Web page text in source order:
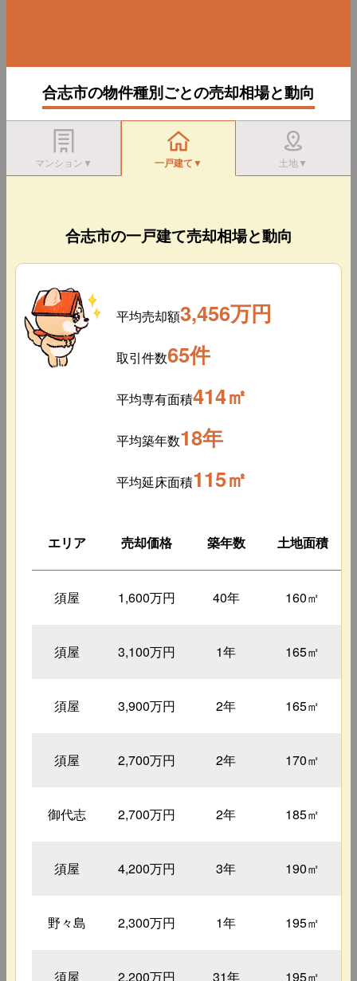
合志市の物件種別ごとの売却相場と動向
マンション▼ 一戸建て▼ 土地▼
合志市の一戸建て売却相場と動向
平均売却額3,456万円
取引件数65件
平均専有面積414㎡
平均築年数18年
平均延床面積115㎡
エリア 売却価格 築年数 土地面積
須屋 1,600万円 40年 160㎡
須屋 3,100万円 1年 165㎡
須屋 3,900万円 2年 165㎡
須屋 2,700万円 2年 170㎡
御代志 2,700万円 2年 185㎡
須屋 4,200万円 3年 190㎡
野々島 2,300万円 1年 195㎡
須屋 2,200万円 31年 195㎡